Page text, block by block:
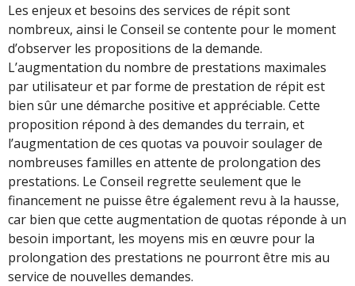
Les enjeux et besoins des services de répit sont
nombreux, ainsi le Conseil se contente pour le moment
d’observer les propositions de la demande.
L’augmentation du nombre de prestations maximales
par utilisateur et par forme de prestation de répit est
bien sûr une démarche positive et appréciable. Cette
proposition répond à des demandes du terrain, et
l’augmentation de ces quotas va pouvoir soulager de
nombreuses familles en attente de prolongation des
prestations. Le Conseil regrette seulement que le
financement ne puisse être également revu à la hausse,
car bien que cette augmentation de quotas réponde à un
besoin important, les moyens mis en œuvre pour la
prolongation des prestations ne pourront être mis au
service de nouvelles demandes.